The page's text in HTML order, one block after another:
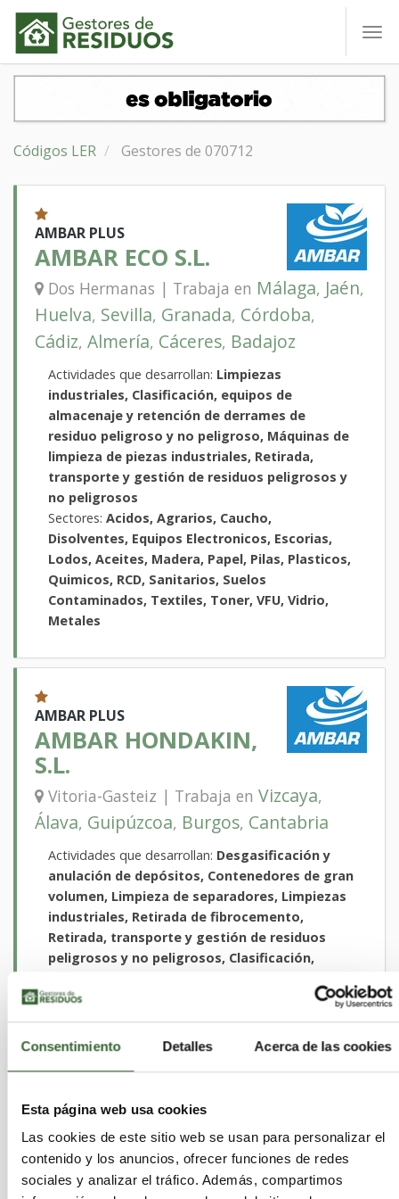
Consentimiento Detalles Acerca de las cookies
Esta página web usa cookies
Las cookies de este sitio web se usan para personalizar el
contenido y los anuncios, ofrecer funciones de redes
sociales y analizar el tráfico. Además, compartimos
Códigos LER Gestores de 070712
AMBAR PLUS
AMBAR ECO S.L.
Dos Hermanas | Trabaja en Málaga, Jaén,
Huelva, Sevilla, Granada, Córdoba,
Cádiz, Almería, Cáceres, Badajoz
Actividades que desarrollan: Limpiezas
industriales, Clasificación, equipos de
almacenaje y retención de derrames de
residuo peligroso y no peligroso, Máquinas de
limpieza de piezas industriales, Retirada,
transporte y gestión de residuos peligrosos y
no peligrosos
Sectores: Acidos, Agrarios, Caucho,
Disolventes, Equipos Electronicos, Escorias,
Lodos, Aceites, Madera, Papel, Pilas, Plasticos,
Quimicos, RCD, Sanitarios, Suelos
Contaminados, Textiles, Toner, VFU, Vidrio,
Metales
AMBAR PLUS
AMBAR HONDAKIN,
S.L.
Vitoria-Gasteiz | Trabaja en Vizcaya,
Álava, Guipúzcoa, Burgos, Cantabria
Actividades que desarrollan: Desgasificación y
anulación de depósitos, Contenedores de gran
volumen, Limpieza de separadores, Limpiezas
industriales, Retirada de fibrocemento,
Retirada, transporte y gestión de residuos
peligrosos y no peligrosos, Clasificación,
lavapiezas)
Sectores:Aceites, Acidos, Agrarios, Caucho,
Disolventes, Equipos Electronicos, Escorias,
Contaminados, Textiles, Toner, VFU, Vidrio